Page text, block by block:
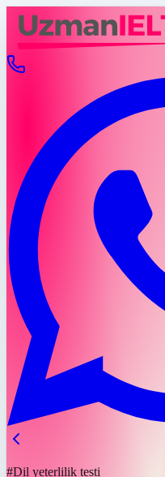
#Dil yeterlilik testi